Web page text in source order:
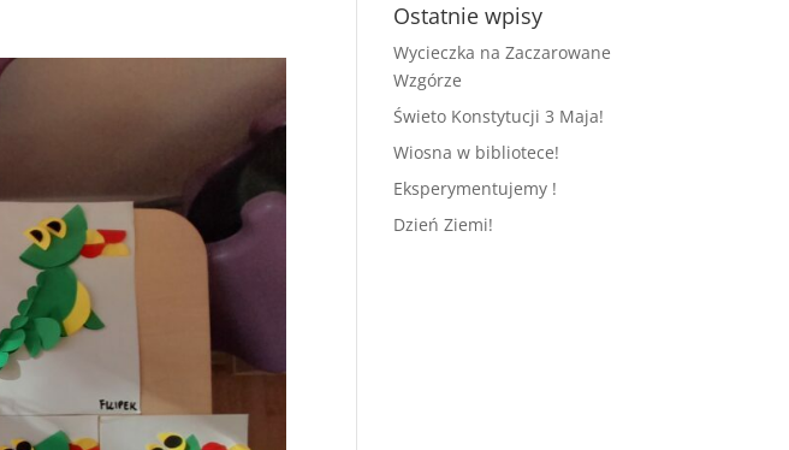
Ostatnie wpisy
Wycieczka na Zaczarowane
Wzgórze
Świeto Konstytucji 3 Maja!
Wiosna w bibliotece!
Eksperymentujemy !
Dzień Ziemi!